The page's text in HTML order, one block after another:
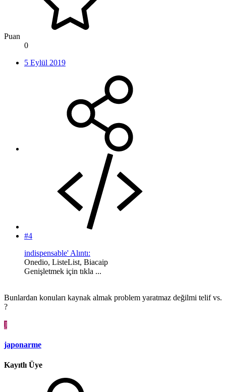
Puan
0
5 Eylül 2019
#4
indispensable' Alıntı:
Onedio, ListeList, Biacaip
Genişletmek için tıkla ...
Bunlardan konuları kaynak almak problem yaratmaz değilmi telif vs.
?
J
japonarme
Kayıtlı Üye